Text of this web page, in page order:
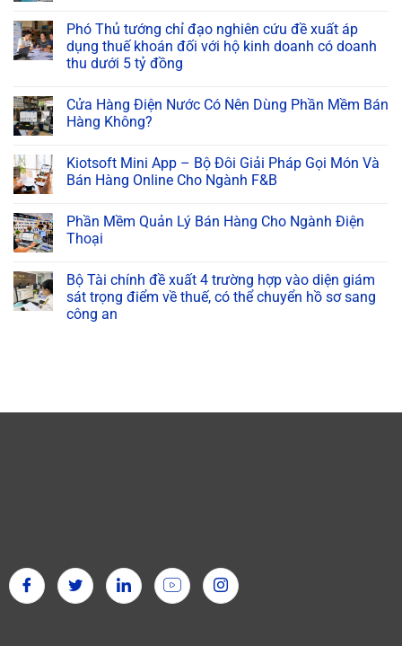
Phó Thủ tướng chỉ đạo nghiên cứu đề xuất áp
dụng thuế khoán đối với hộ kinh doanh có doanh
thu dưới 5 tỷ đồng
Cửa Hàng Điện Nước Có Nên Dùng Phần Mềm Bán
Hàng Không?
Kiotsoft Mini App – Bộ Đôi Giải Pháp Gọi Món Và
Bán Hàng Online Cho Ngành F&B
Phần Mềm Quản Lý Bán Hàng Cho Ngành Điện
Thoại
Bộ Tài chính đề xuất 4 trường hợp vào diện giám
sát trọng điểm về thuế, có thể chuyển hồ sơ sang
công an